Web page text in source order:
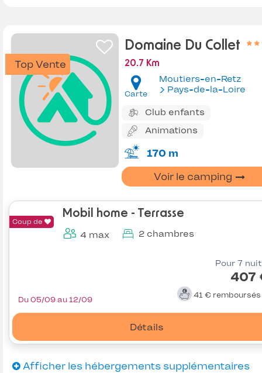
Top Vente
Domaine Du Collet
20.7 Km
Carte
Moutiers-en-Retz
Pays-de-la-Loire
Club enfants
Animations
170 m
Voir le camping
Coup de
Mobil home - Terrasse
4 max 2 chambres
Pour 7
407
41 € remboursés
Détails
Du 05/09 au 12/09
Afficher les hébergements supplémentaires